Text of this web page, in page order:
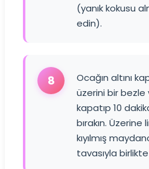
(yanık kokusu
edin).
8
Ocağın altını
üzerini bir
kapatıp 10
bırakın.
kıyılmış
tavasıyla birlikte